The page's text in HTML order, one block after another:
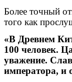
Более точный
того как
«В Древнем
100 человек.
уважение.
императора, и